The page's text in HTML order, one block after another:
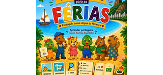
Encadernação:Brochura